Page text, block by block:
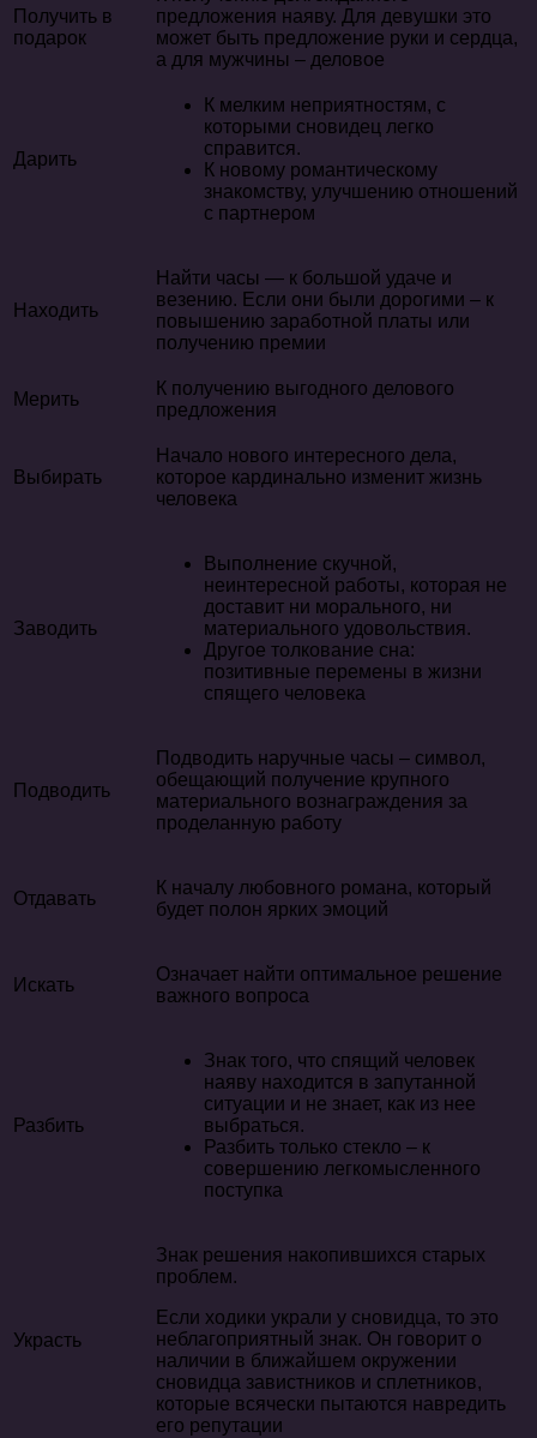
Получить в
подарок
предложения наяву. Для девушки это
может быть предложение руки и сердца,
а для мужчины – деловое
Дарить
К мелким неприятностям, с
которыми сновидец легко
справится.
К новому романтическому
знакомству, улучшению отношений
с партнером
Находить
Найти часы — к большой удаче и
везению. Если они были дорогими – к
повышению заработной платы или
получению премии
Мерить
К получению выгодного делового
предложения
Выбирать
Начало нового интересного дела,
которое кардинально изменит жизнь
человека
Заводить
Выполнение скучной,
неинтересной работы, которая не
доставит ни морального, ни
материального удовольствия.
Другое толкование сна:
позитивные перемены в жизни
спящего человека
Подводить
Подводить наручные часы – символ,
обещающий получение крупного
материального вознаграждения за
проделанную работу
Отдавать
К началу любовного романа, который
будет полон ярких эмоций
Искать
Означает найти оптимальное решение
важного вопроса
Разбить
Знак того, что спящий человек
наяву находится в запутанной
ситуации и не знает, как из нее
выбраться.
Разбить только стекло – к
совершению легкомысленного
поступка
Украсть
Знак решения накопившихся старых
проблем.
Если ходики украли у сновидца, то это
неблагоприятный знак. Он говорит о
наличии в ближайшем окружении
сновидца завистников и сплетников,
которые всячески пытаются навредить
его репутации